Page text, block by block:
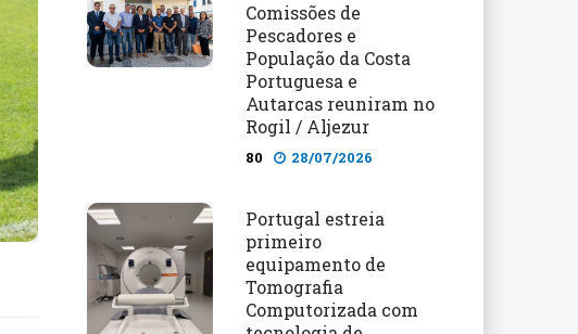
Comissões de
Pescadores e
População da Costa
Portuguesa e
Autarcas reuniram no
Rogil / Aljezur
80 28/07/2026
Portugal estreia
primeiro
equipamento de
Tomografia
Computorizada com